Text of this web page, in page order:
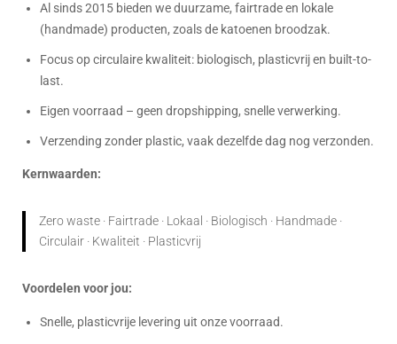
Al sinds 2015 bieden we duurzame, fairtrade en lokale
(handmade) producten, zoals de katoenen broodzak.
Focus op circulaire kwaliteit: biologisch, plasticvrij en built-to-
last.
Eigen voorraad – geen dropshipping, snelle verwerking.
Verzending zonder plastic, vaak dezelfde dag nog verzonden.
Kernwaarden:
Zero waste · Fairtrade · Lokaal · Biologisch · Handmade ·
Circulair · Kwaliteit · Plasticvrij
Voordelen voor jou:
Snelle, plasticvrije levering uit onze voorraad.